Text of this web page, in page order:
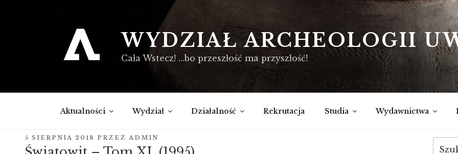
WYDZIAŁ ARCHEOLOGII
Cała Wstecz! …bo przeszłość ma przyszłość!
Aktualności Wydział Działalność Rekrutacja Studia Wydawnictwa
OPUBLIKOWANE
W
5 SIERPNIA 2018 PRZEZ ADMIN